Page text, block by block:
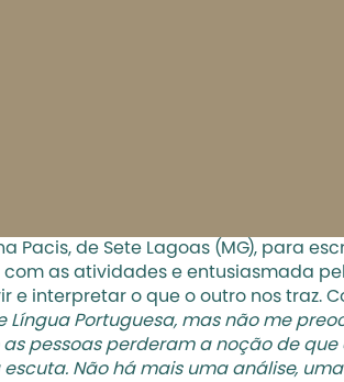
Pacis, de Sete Lagoas (MG), para
as atividades e entusiasmada
interpretar o que o outro nos traz.
Portuguesa, mas não me
pessoas perderam a noção de
Não há mais uma análise,